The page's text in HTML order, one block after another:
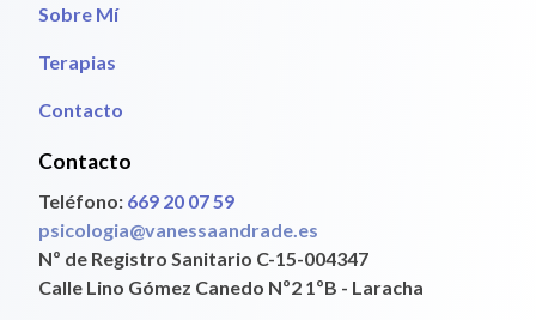
Sobre Mí
Terapias
Contacto
Contacto
Teléfono: 669 20 07 59
psicologia@vanessaandrade.es
Nº de Registro Sanitario C-15-004347
Calle Lino Gómez Canedo Nº2 1ºB - Laracha